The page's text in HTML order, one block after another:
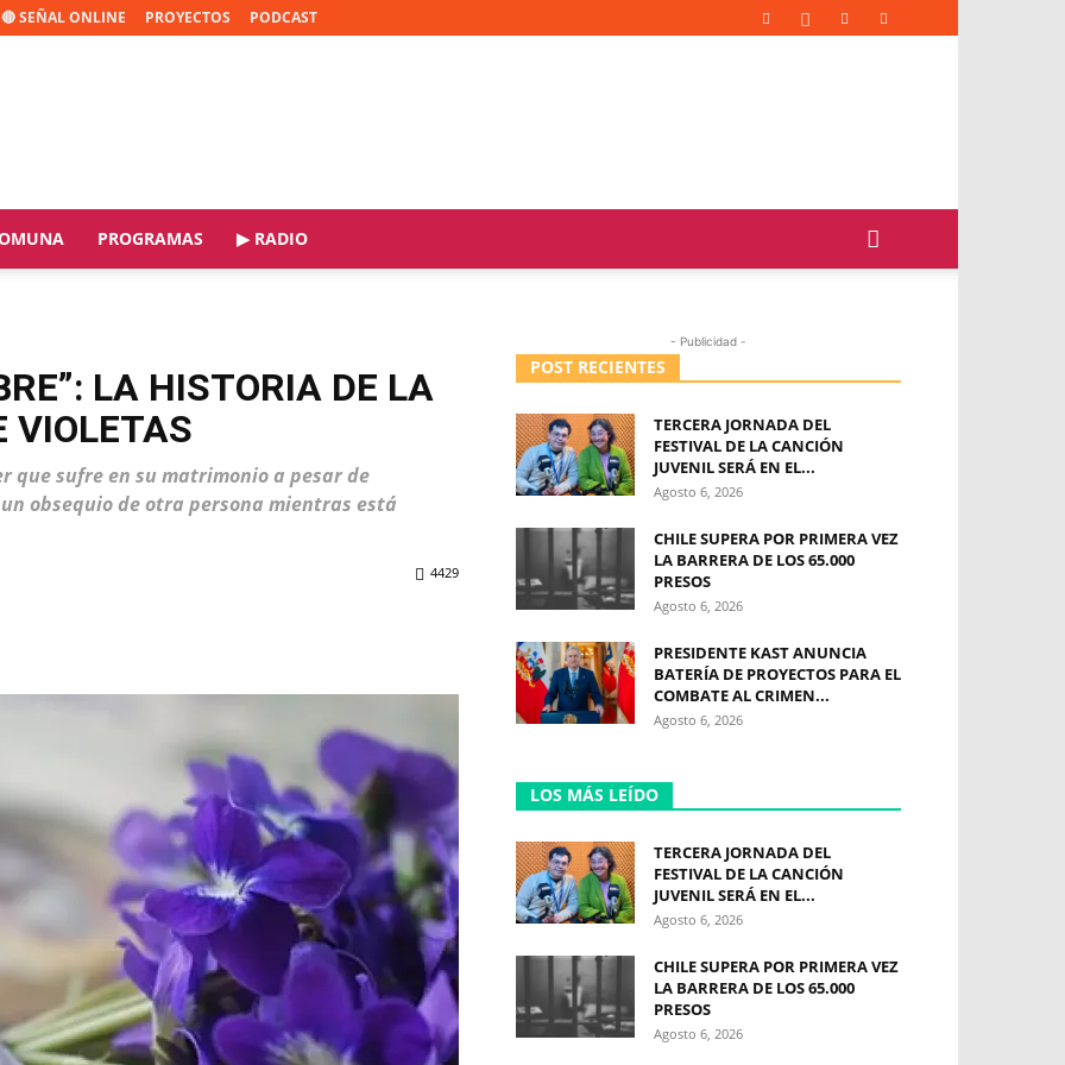
🔴 SEÑAL ONLINE PROYECTOS PODCAST
PROGRAMAS ▶ RADIO
LA HISTORIA DE LA
VIOLETAS
que sufre en su matrimonio a pesar de
obsequio de otra persona mientras está
4429
- Publicidad -
POST RECIENTES
TERCERA JORNADA DEL
FESTIVAL DE LA CANCIÓN
JUVENIL SERÁ EN EL...
Agosto 6, 2026
CHILE SUPERA POR PRIMERA VEZ
LA BARRERA DE LOS 65.000
PRESOS
Agosto 6, 2026
PRESIDENTE KAST ANUNCIA
BATERÍA DE PROYECTOS PARA EL
COMBATE AL CRIMEN...
Agosto 6, 2026
LOS MÁS LEÍDO
TERCERA JORNADA DEL
FESTIVAL DE LA CANCIÓN
JUVENIL SERÁ EN EL...
Agosto 6, 2026
CHILE SUPERA POR PRIMERA VEZ
LA BARRERA DE LOS 65.000
PRESOS
Agosto 6, 2026